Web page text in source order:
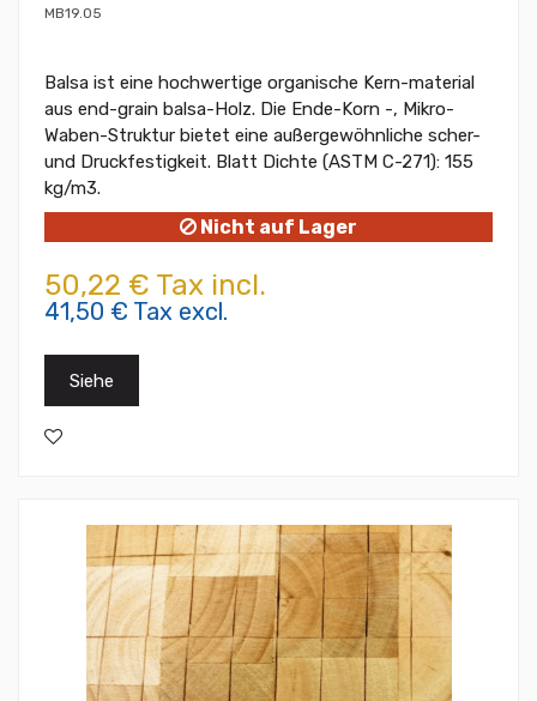
MB19.05
Balsa ist eine hochwertige organische Kern-material
aus end-grain balsa-Holz. Die Ende-Korn -, Mikro-
Waben-Struktur bietet eine außergewöhnliche scher-
und Druckfestigkeit. Blatt Dichte (ASTM C-271): 155
kg/m3.
Nicht auf Lager
50,22 € Tax incl.
41,50 € Tax excl.
Siehe